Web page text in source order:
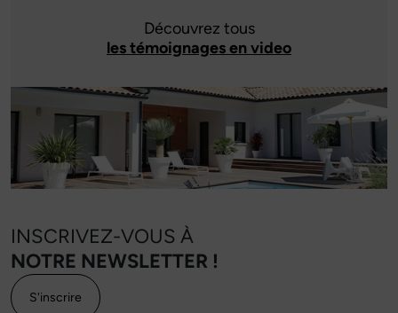
Découvrez tous
les témoignages en video
INSCRIVEZ-VOUS À
NOTRE NEWSLETTER !
S'inscrire